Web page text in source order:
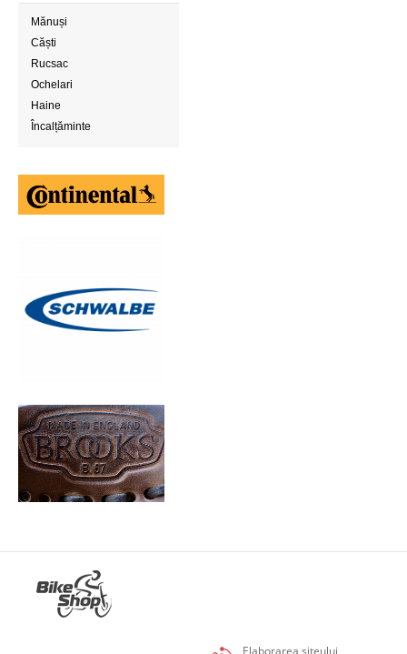
Mănuși
Căști
Rucsac
Ochelari
Haine
Încalțăminte
Elaborarea siteului